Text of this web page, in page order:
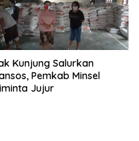
Kunjung Salurkan
Pemkab Minsel
Jujur